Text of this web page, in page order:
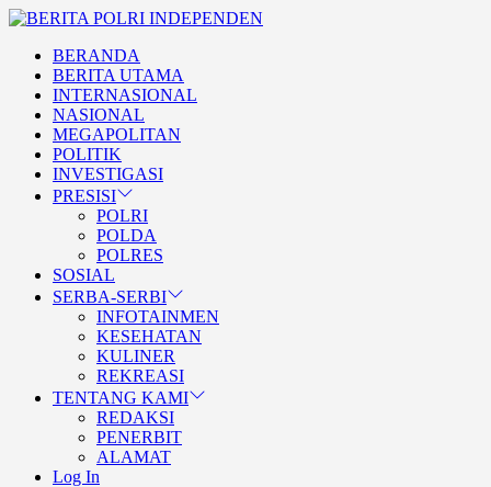
Skip
content
BERITA POLRI
INDEPENDEN
BERANDA
BERITA UTAMA
INTERNASIONAL
NASIONAL
MEGAPOLITAN
POLITIK
INVESTIGASI
PRESISI
POLRI
POLDA
POLRES
SOSIAL
SERBA-SERBI
INFOTAINMEN
KESEHATAN
KULINER
REKREASI
TENTANG KAMI
REDAKSI
PENERBIT
ALAMAT
Log In